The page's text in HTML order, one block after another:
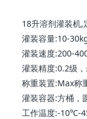
18升溶剂灌装机,
灌装容量:10-
灌装速度:200-
灌装精度:0.2级
称重装置:Max称
灌装容器:方桶，
工作温度:-10℃-